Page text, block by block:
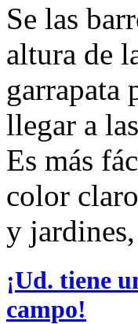
Se las
altura de
garrapata
llegar a
Es más
color
y
¡Ud. tiene
campo!